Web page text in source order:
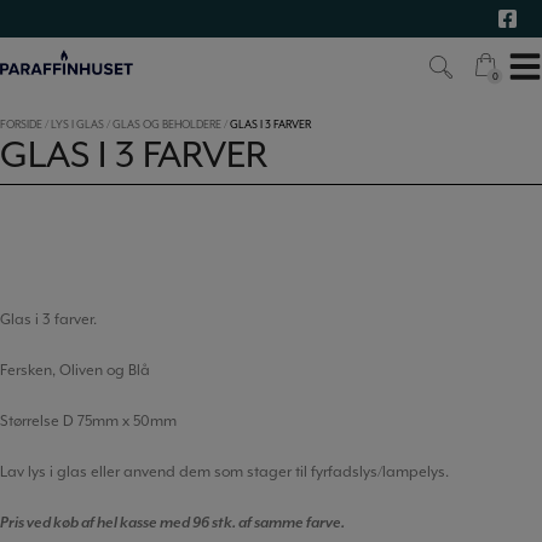
til
indholdet
0
0
FORSIDE / LYS I GLAS/GLAS OG BEHOLDERE /GLAS I 3 FARVER
GLAS I 3 FARVER
Glas i 3 farver.
Fersken, Oliven og Blå
Størrelse D 75mm x 50mm
Lav lys i glas eller anvend dem som stager til fyrfadslys/lampelys.
Pris ved køb af hel kasse med 96 stk. af samme farve.